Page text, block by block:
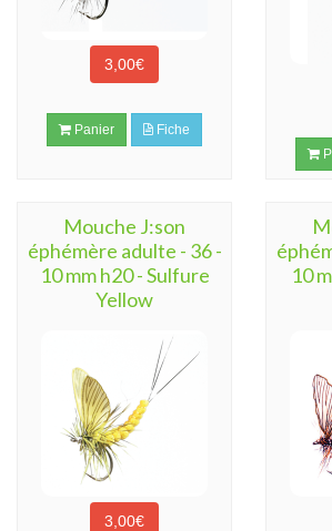
3,00€
Panier Fiche
Mouche J:son
éphémère adulte - 36 -
10 mm h20 - Sulfure
Yellow
3,00€
10